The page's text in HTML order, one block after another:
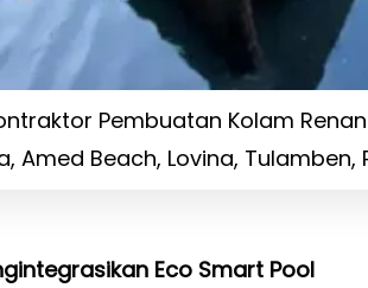
Pembuatan Kolam
Amed Beach, Lovina,
Eco Smart Pool